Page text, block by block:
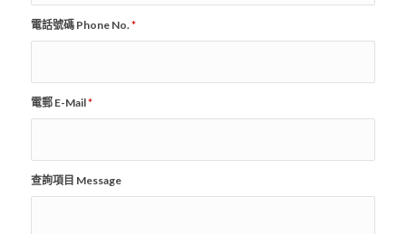
電話號碼 Phone No. *
電郵 E-Mail*
查詢項目 Message